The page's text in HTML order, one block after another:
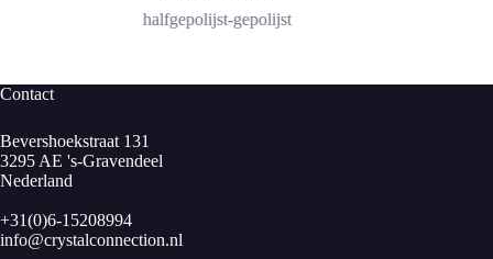
tot
halfgepolijst-gepolijst
Contact
Bevershoekstraat 131
3295 AE 's-Gravendeel
Nederland
+31(0)6-15208994
info@crystalconnection.nl